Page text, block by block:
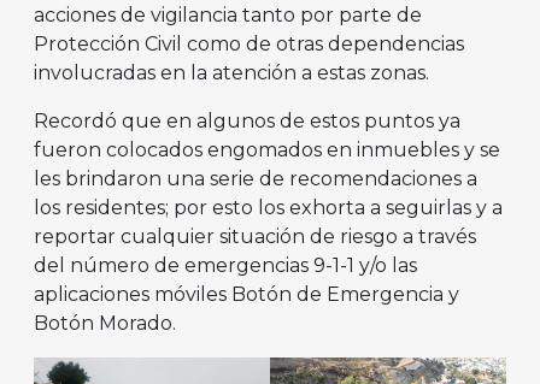
acciones de vigilancia tanto por parte de
Protección Civil como de otras dependencias
involucradas en la atención a estas zonas.
Recordó que en algunos de estos puntos ya
fueron colocados engomados en inmuebles y se
les brindaron una serie de recomendaciones a
los residentes; por esto los exhorta a seguirlas y a
reportar cualquier situación de riesgo a través
del número de emergencias 9-1-1 y/o las
aplicaciones móviles Botón de Emergencia y
Botón Morado.